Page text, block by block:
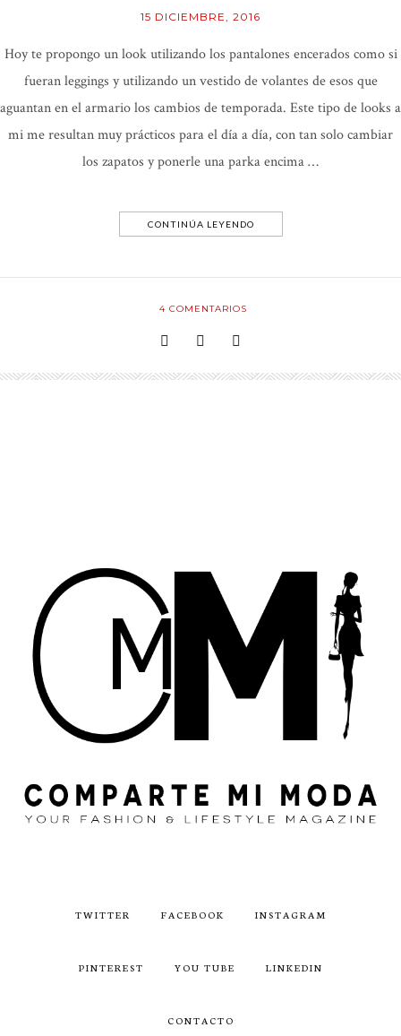
15 DICIEMBRE, 2016
Hoy te propongo un look utilizando los pantalones encerados como si
fueran leggings y utilizando un vestido de volantes de esos que
aguantan en el armario los cambios de temporada. Este tipo de looks a
mi me resultan muy prácticos para el día a día, con tan solo cambiar
los zapatos y ponerle una parka encima …
CONTINÚA LEYENDO
4COMENTARIOS
TWITTER FACEBOOK INSTAGRAM
PINTEREST YOU TUBE LINKEDIN
CONTACTO